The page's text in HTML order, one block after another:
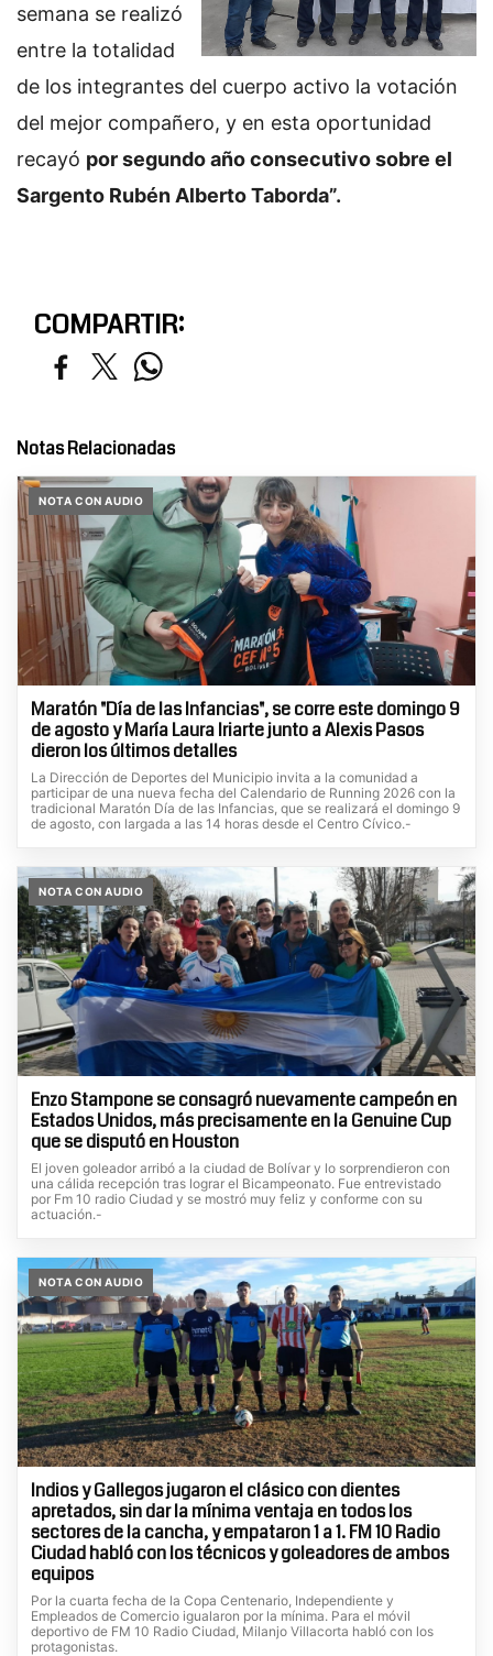
semana se realizó
entre la totalidad
de los integrantes del cuerpo activo la votación
del mejor compañero, y en esta oportunidad
recayó por segundo año consecutivo sobre el
Sargento Rubén Alberto Taborda”.
COMPARTIR:
Notas Relacionadas
NOTA CON AUDIO
Maratón "Día de las Infancias", se corre este domingo 9
de agosto y María Laura Iriarte junto a Alexis Pasos
dieron los últimos detalles
La Dirección de Deportes del Municipio invita a la comunidad a
participar de una nueva fecha del Calendario de Running 2026 con la
tradicional Maratón Día de las Infancias, que se realizará el domingo 9
de agosto, con largada a las 14 horas desde el Centro Cívico.-
NOTA CON AUDIO
Enzo Stampone se consagró nuevamente campeón en
Estados Unidos, más precisamente en la Genuine Cup
que se disputó en Houston
El joven goleador arribó a la ciudad de Bolívar y lo sorprendieron con
una cálida recepción tras lograr el Bicampeonato. Fue entrevistado
por Fm 10 radio Ciudad y se mostró muy feliz y conforme con su
actuación.-
NOTA CON AUDIO
Indios y Gallegos jugaron el clásico con dientes
apretados, sin dar la mínima ventaja en todos los
sectores de la cancha, y empataron 1 a 1. FM 10 Radio
Ciudad habló con los técnicos y goleadores de ambos
equipos
Por la cuarta fecha de la Copa Centenario, Independiente y
Empleados de Comercio igualaron por la mínima. Para el móvil
deportivo de FM 10 Radio Ciudad, Milanjo Villacorta habló con los
protagonistas.